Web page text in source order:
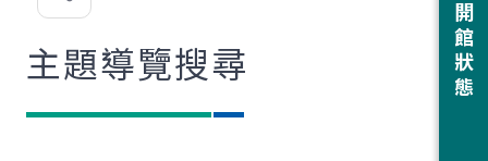
開館狀態
歡
主題導覽搜尋